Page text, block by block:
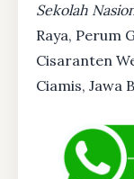
Sekolah
Raya, Perum
Cisaranten
Ciamis, Jawa